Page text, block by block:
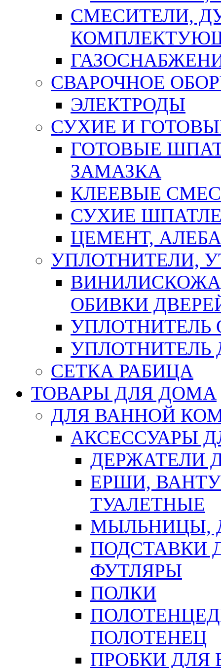
СМЕСИТЕЛИ,
СВАРОЧНОЕ
ЭЛЕКТРОДЫ
СУХИЕ И
ГОТОВЫЕ
ЗАМАЗКА
КЛЕЕВЫЕ
СУХИЕ
ЦЕМЕНТ,
УПЛОТНИТЕЛИ,
ОБИВКИ
УПЛОТНИТЕЛЬ
СЕТКА РАБИЦА
ТОВАРЫ ДЛЯ ДОМА
ДЛЯ ВАННОЙ
АКСЕССУАРЫ
ДЕРЖАТЕЛИ
ЕРШИ,
ТУАЛЕТНЫЕ
МЫЛЬНИЦЫ,
ПОДСТАВКИ
ФУТЛЯРЫ
ПОЛКИ
ПОЛОТЕНЕЦ
ПРОБКИ ДЛЯ